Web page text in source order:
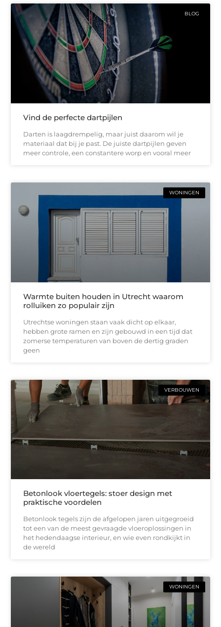
BLOG
Vind de perfecte dartpijlen
Darten is laagdrempelig, maar juist daarom wil je
materiaal dat bij je past. De juiste dartpijlen geven
meer controle, een constantere worp en vooral meer
WONINGEN
Warmte buiten houden in Utrecht waarom
rolluiken zo populair zijn
Utrechtse woningen staan vaak dicht op elkaar,
hebben grote ramen en zijn gebouwd in een tijd dat
zomerse temperaturen van boven de dertig graden
geen
VERBOUWEN
Betonlook vloertegels: stoer design met
praktische voordelen
Betonlook tegels zijn de afgelopen jaren uitgegroeid
tot een van de meest gevraagde vloeroplossingen in
het hedendaagse interieur, en wie even rondkijkt in
de wereld
WONINGEN